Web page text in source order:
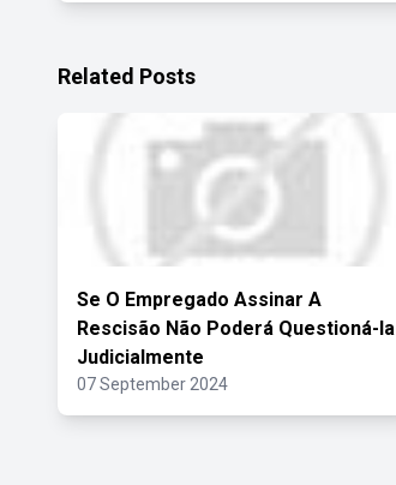
Related Posts
Se O Empregado Assinar A
Rescisão Não Poderá Questioná-la
Judicialmente
07 September 2024